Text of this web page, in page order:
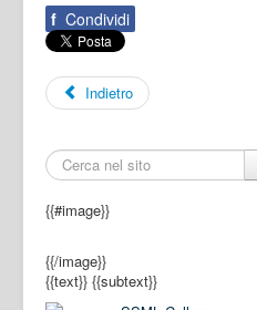
f Condividi
Indietro
{{#image}}
{{/image}}
{{text}} {{subtext}}